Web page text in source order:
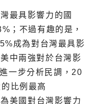
最具影響力的國
；不過有趣的是，
成為對台灣最具影
中兩強對於台灣影
一步分析民調，20
比例最高
美國對台灣影響力